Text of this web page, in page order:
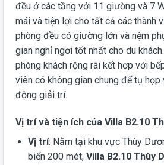
đều ở các tầng với 11 giường và 7
mái và tiện lợi cho tất cả các thành
phòng đều có giường lớn và nệm
gian nghỉ ngơi tốt nhất cho du
phòng khách rộng rãi kết hợp với
viên có không gian chung để tụ
động giải trí.
Vị trí và tiện ích của Villa B2.10
Vị trí: Nằm tại khu vực Thùy
biển 200 mét, Villa B2.10 Thùy